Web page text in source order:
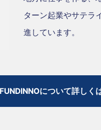
ターン起業やサテラ
進しています。
FUNDINNOについて詳しく